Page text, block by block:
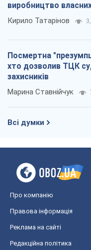
виробництво
Кирило Татарінов
Посмертна
хто дозволив ТЦК
захисників
Марина Ставнійчук
Всі думки
Про компанію
Правова інформація
Реклама на сайті
Редакційна політика